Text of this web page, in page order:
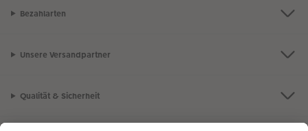
Bezahlarten
Unsere Versandpartner
Qualität & Sicherheit